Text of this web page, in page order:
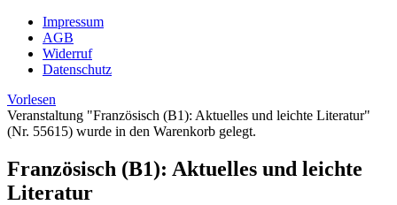
Impressum
AGB
Widerruf
Datenschutz
Vorlesen
Veranstaltung "Französisch (B1): Aktuelles und leichte Literatur"
(Nr. 55615) wurde in den Warenkorb gelegt.
Französisch (B1): Aktuelles und leichte
Literatur